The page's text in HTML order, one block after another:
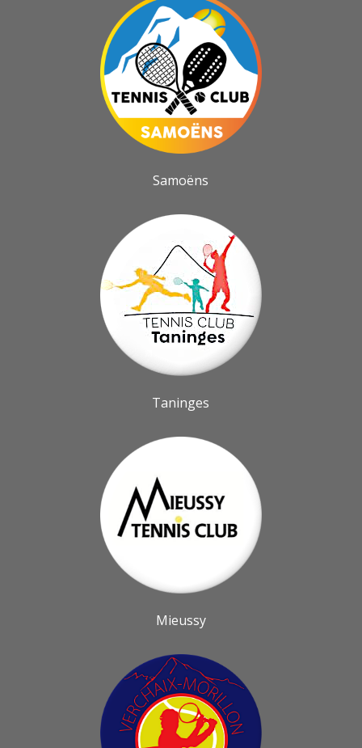
Samoëns
Taninges
Mieussy